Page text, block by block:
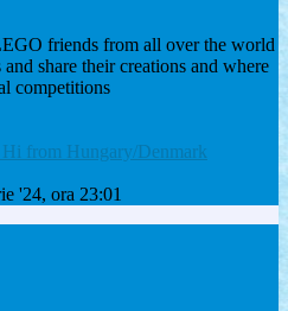
friends from all over the world
share their creations and where
competitions
Hi from Hungary/Denmark
'24, ora 23:01